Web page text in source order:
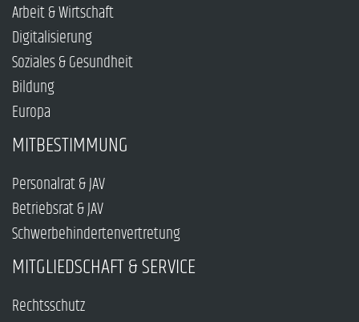
Arbeit & Wirtschaft
Digitalisierung
Soziales & Gesundheit
Bildung
Europa
MITBESTIMMUNG
Personalrat & JAV
Betriebsrat & JAV
Schwerbehindertenvertretung
MITGLIEDSCHAFT & SERVICE
Rechtsschutz